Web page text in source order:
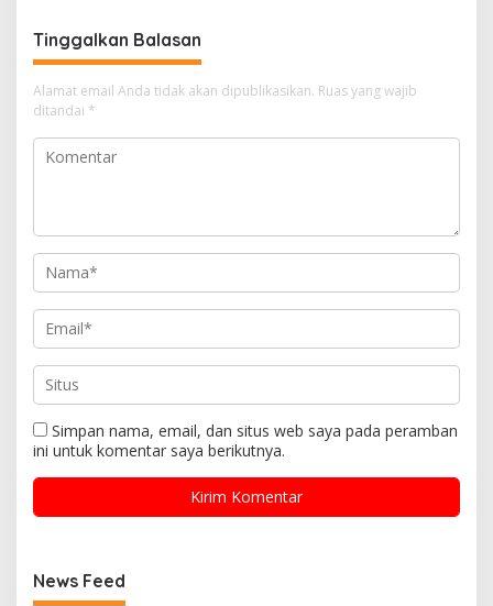
Tinggalkan Balasan
Alamat email Anda tidak akan dipublikasikan. Ruas yang wajib
ditandai *
Simpan nama, email, dan situs web saya pada peramban
ini untuk komentar saya berikutnya.
News Feed